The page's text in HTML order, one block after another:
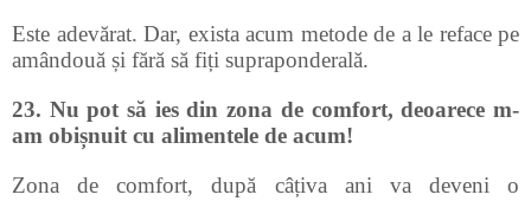
Este adevărat. Dar, exista acum metode de a le reface pe
amândouă și fără să fiți supraponderală.
23. Nu pot să ies din zona de comfort, deoarece m-
am obișnuit cu alimentele de acum!
Zona de comfort, după câțiva ani va deveni o